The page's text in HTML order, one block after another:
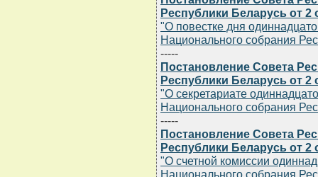
Республики Беларусь от 2
"О повестке дня
Национального собрания
-----
Постановление Совета
Республики Беларусь от 2
"О секретариате
Национального собрания
-----
Постановление Совета
Республики Беларусь от 2
"О счетной комиссии
Национального собрания